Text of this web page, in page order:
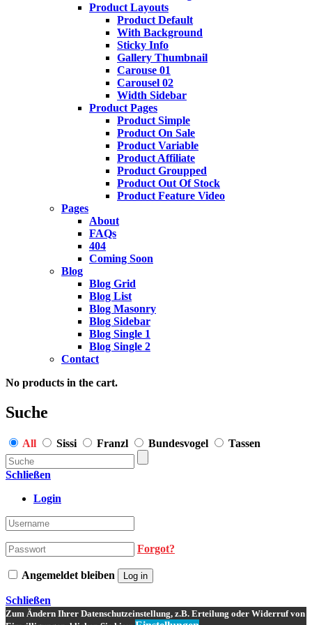
Product Layouts
Product Default
With Background
Sticky Info
Gallery Thumbnail
Carouse 01
Carousel 02
Width Sidebar
Product Pages
Product Simple
Product On Sale
Product Variable
Product Affiliate
Product Groupped
Product Out Of Stock
Product Feature Video
Pages
About
FAQs
404
Coming Soon
Blog
Blog Grid
Blog List
Blog Masonry
Blog Sidebar
Blog Single 1
Blog Single 2
Contact
No products in the cart.
Suche
All Sissi Franzl Bundesvogel Tassen
Schließen
Login
Forgot?
Angemeldet bleiben Log in
Schließen
Zum Ändern Ihrer Datenschutzeinstellung, z.B. Erteilung oder Widerruf von